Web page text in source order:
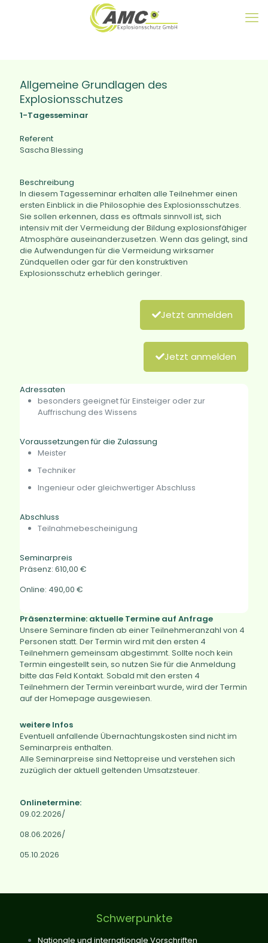
Allgemeine Grundlagen des
Explosionsschutzes
1-Tagesseminar
Referent
Sascha Blessing
Beschreibung
In diesem Tagesseminar erhalten alle Teilnehmer einen
ersten Einblick in die Philosophie des Explosionsschutzes.
Sie sollen erkennen, dass es oftmals sinnvoll ist, sich
intensiv mit der Vermeidung der Bildung explosionsfähiger
Atmosphäre auseinanderzusetzen. Wenn das gelingt, sind
die Aufwendungen für die Vermeidung wirksamer
Zündquellen oder gar für den konstruktiven
Explosionsschutz erheblich geringer.
Jetzt anmelden
Jetzt anmelden
Adressaten
besonders geeignet für Einsteiger oder zur
Auffrischung des Wissens
Voraussetzungen für die Zulassung
Meister
Techniker
Ingenieur oder gleichwertiger Abschluss
Abschluss
Teilnahmebescheinigung
Seminarpreis
Präsenz: 610,00 €
Online: 490,00 €
Präsenztermine: aktuelle Termine auf Anfrage
Unsere Seminare finden ab einer Teilnehmeranzahl von 4
Personen statt. Der Termin wird mit den ersten 4
Teilnehmern gemeinsam abgestimmt. Sollte noch kein
Termin eingestellt sein, so nutzen Sie für die Anmeldung
bitte das Feld Kontakt. Sobald mit den ersten 4
Teilnehmern der Termin vereinbart wurde, wird der Termin
auf der Homepage ausgewiesen.
weitere Infos
Eventuell anfallende Übernachtungskosten sind nicht im
Seminarpreis enthalten.
Alle Seminarpreise sind Nettopreise und verstehen sich
zuzüglich der aktuell geltenden Umsatzsteuer.
Onlinetermine:
09.02.2026/
08.06.2026/
05.10.2026
Schwerpunkte
Nationale und internationale Vorschriften